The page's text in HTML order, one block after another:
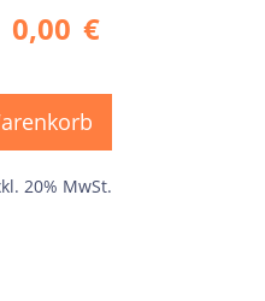
0,00 €
20% MwSt.